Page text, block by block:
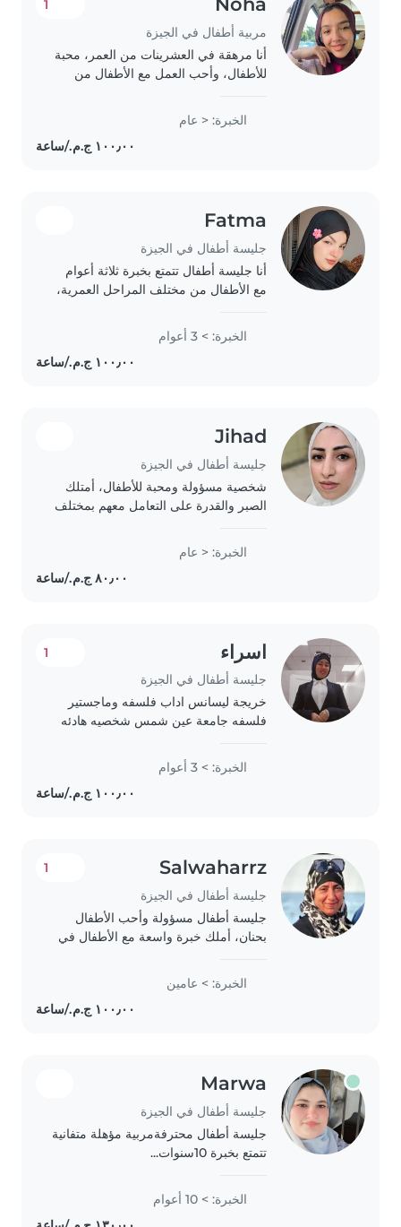
مربية أطفال في الجيزة
1
أنا مرهقة في العشرينات من العمر، محبة
للأطفال، وأحب العمل مع الأطفال من
واللغات، وأستمتع بمساعدة الأطفال في
أداء الواجبات المدرسية. أنا أتحمل
الخبرة: < عام
Fatma
جليسة أطفال في الجيزة
أنا جليسة أطفال تتمتع بخبرة ثلاثة أعوام
مع الأطفال من مختلف المراحل العمرية،
الاحتياجات الخاصة مثل اضطرابات القلق،
التوحد، والصمم. أحب القراءة..
الخبرة: > 3 أعوام
Jihad
جليسة أطفال في الجيزة
شخصية مسؤولة ومحبة للأطفال، أمتلك
الصبر والقدرة على التعامل معهم بمختلف
اليومية واللعب والتعليم البسيط. أتميز..
الخبرة: < عام
اسراء
جليسة أطفال في الجيزة
1
خريجة ليسانس اداب فلسفه وماجستير
فلسفه جامعة عين شمس شخصيه هادئه
والابتكار والإبداع
الخبرة: > 3 أعوام
Salwaharrz
جليسة أطفال في الجيزة
1
جليسة أطفال مسؤولة وأحب الأطفال
بحنان، أملك خبرة واسعة مع الأطفال في
الألعاب الرائعة لمساعدتهم على التعلم
واللعب. أقدم دعمًا فعالاً في مهام الطبخ..
الخبرة: > عامين
Marwa
جليسة أطفال في الجيزة
جليسة أطفال محترفةمربية مؤهلة متفانية
تتمتع بخبرة 10سنوات...
الخبرة: > 10 أعوام